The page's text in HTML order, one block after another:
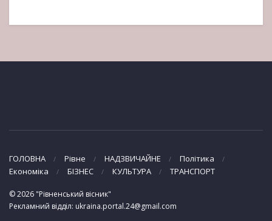
ГОЛОВНА Рівне НАДЗВИЧАЙНЕ
Політика
Економіка
БІЗНЕС КУЛЬТУРА ТРАНСПОРТ
© 2026 "Рівненський вісник"
Рекламний відділ: ukraina.portal.24@gmail.com